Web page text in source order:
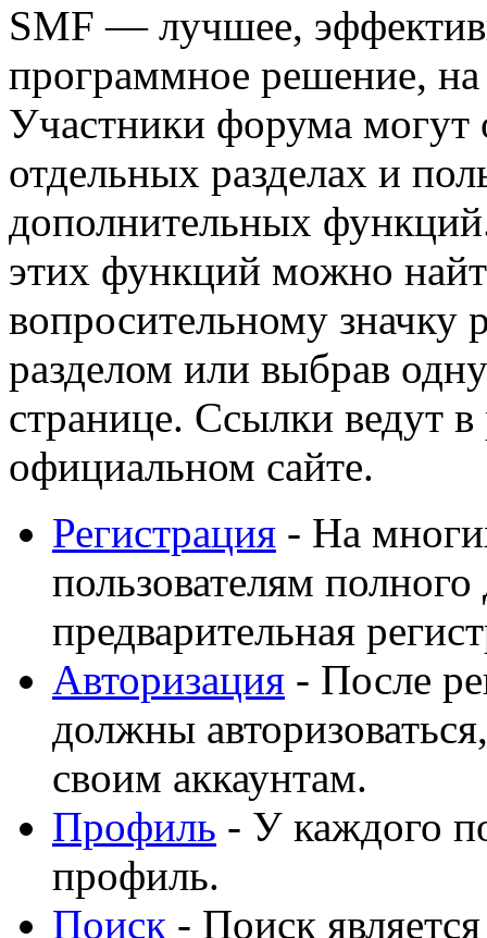
SMF — лучшее,
программное решение, на
Участники форума могут
отдельных разделах и
дополнительных
этих функций можно
вопросительному значку
разделом или выбрав
странице. Ссылки ведут
официальном сайте.
Регистрация - На
пользователям полного
предварительная
Авторизация - После
должны
своим аккаунтам.
Профиль - У каждого
профиль.
Поиск - Поиск